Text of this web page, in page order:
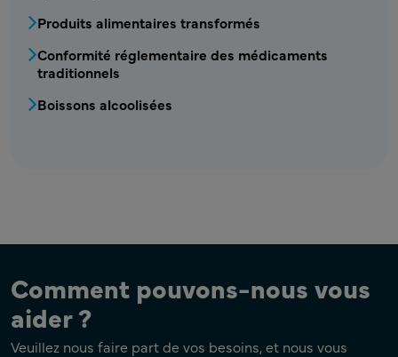
Produits alimentaires transformés
Conformité réglementaire des médicaments
traditionnels
Boissons alcoolisées
Comment pouvons-nous vous
aider ?
Veuillez nous faire part de vos besoins, et nous vous